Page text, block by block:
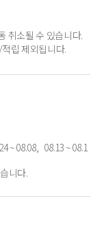
취소될 수 있습니다.
립 제외됩니다.
~ 08.08, 08.13 ~ 08.1
니다.